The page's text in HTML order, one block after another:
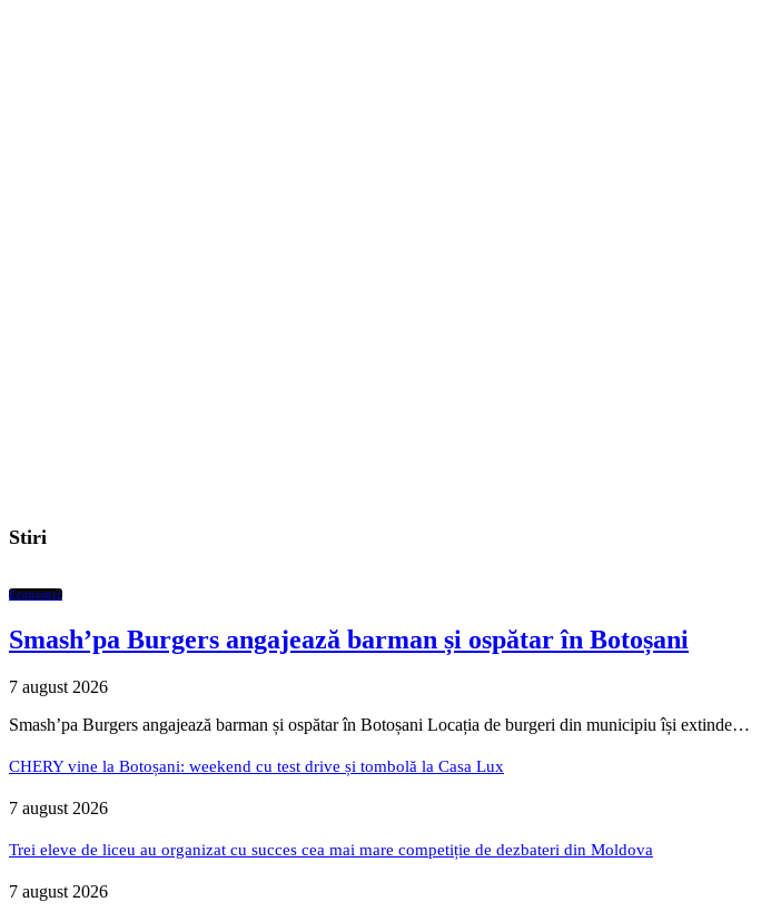
Stiri
Economic
Smash’pa Burgers angajează barman și ospătar în Botoșani
7 august 2026
Smash’pa Burgers angajează barman și ospătar în Botoșani Locația de burgeri din municipiu își extinde…
CHERY vine la Botoșani: weekend cu test drive și tombolă la Casa Lux
7 august 2026
Trei eleve de liceu au organizat cu succes cea mai mare competiție de dezbateri din Moldova
7 august 2026